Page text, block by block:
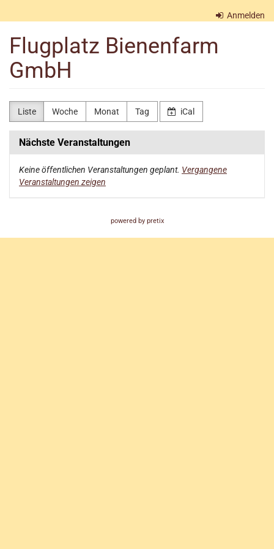
Haupt-
Inhalt
springen
Anmelden
Flugplatz Bienenfarm
GmbH
Liste Woche Monat Tag iCal
Nächste Veranstaltungen
Keine öffentlichen Veranstaltungen geplant. Vergangene
Veranstaltungen zeigen
powered by pretix